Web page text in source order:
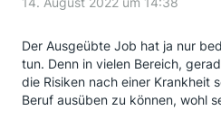
Der Ausgeübte Job hat ja nur
tun. Denn in vielen Bereich,
die Risiken nach einer Krankheit
Beruf ausüben zu können, wohl